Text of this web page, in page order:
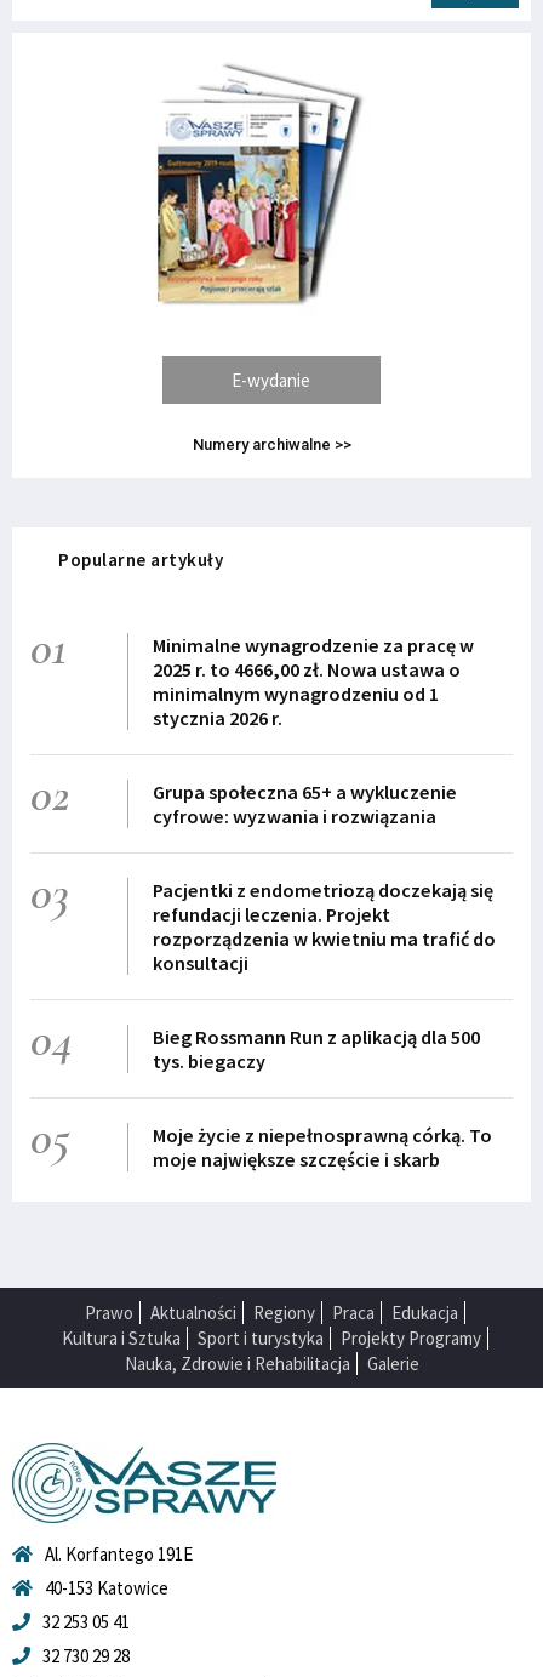
E-wydanie
Numery archiwalne >>
Popularne artykuły
01
Minimalne wynagrodzenie za pracę w
2025 r. to 4666,00 zł. Nowa ustawa o
minimalnym wynagrodzeniu od 1
stycznia 2026 r.
02
Grupa społeczna 65+ a wykluczenie
cyfrowe: wyzwania i rozwiązania
03
Pacjentki z endometriozą doczekają się
refundacji leczenia. Projekt
rozporządzenia w kwietniu ma trafić do
konsultacji
04
Bieg Rossmann Run z aplikacją dla 500
tys. biegaczy
05
Moje życie z niepełnosprawną córką. To
moje największe szczęście i skarb
Prawo Aktualności Regiony Praca
Edukacja
Kultura i Sztuka
Sport i turystyka
Projekty Programy
Nauka, Zdrowie i Rehabilitacja
Galerie
Al. Korfantego 191E
40-153 Katowice
32 253 05 41
32 730 29 28